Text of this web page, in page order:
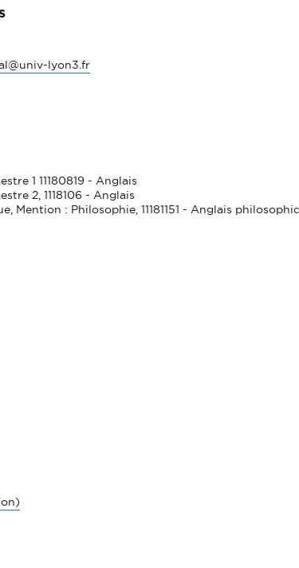
lyon3.fr
1 11180819 - Anglais
2, 1118106 - Anglais
: Philosophie, 11181151 - Anglais